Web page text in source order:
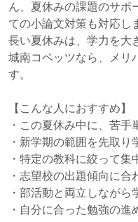
ん、夏休みの課題のサポ
ての小論文対策も対応し
長い夏休みは、学力を大
城南コベッツなら、メリ
す。
【こんな人におすすめ】
・この夏休み中に、苦手
・新学期の範囲を先取り
・特定の教科に絞って
・志望校の出題傾向に
・部活動と両立しなが
・自分に合った勉強の